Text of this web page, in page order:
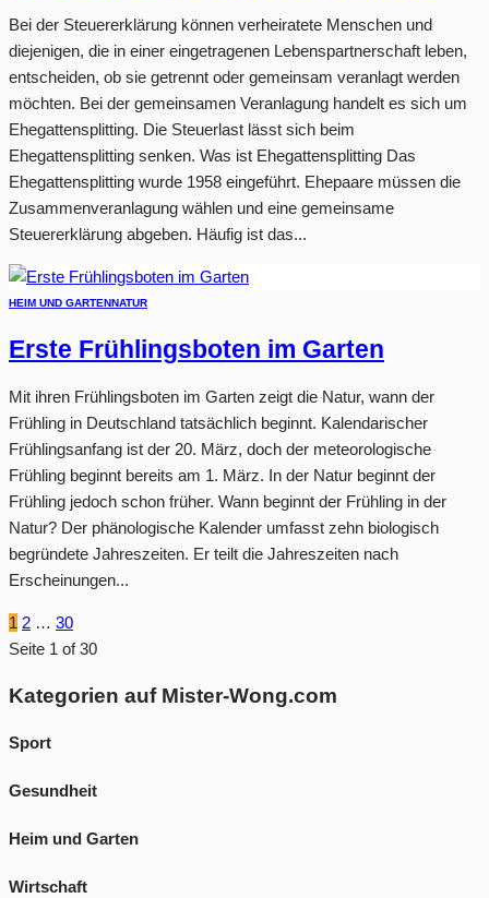
Bei der Steuererklärung können verheiratete Menschen und
diejenigen, die in einer eingetragenen Lebenspartnerschaft leben,
entscheiden, ob sie getrennt oder gemeinsam veranlagt werden
möchten. Bei der gemeinsamen Veranlagung handelt es sich um
Ehegattensplitting. Die Steuerlast lässt sich beim
Ehegattensplitting senken. Was ist Ehegattensplitting Das
Ehegattensplitting wurde 1958 eingeführt. Ehepaare müssen die
Zusammenveranlagung wählen und eine gemeinsame
Steuererklärung abgeben. Häufig ist das...
HEIM UND GARTEN NATUR
Erste Frühlingsboten im Garten
Mit ihren Frühlingsboten im Garten zeigt die Natur, wann der
Frühling in Deutschland tatsächlich beginnt. Kalendarischer
Frühlingsanfang ist der 20. März, doch der meteorologische
Frühling beginnt bereits am 1. März. In der Natur beginnt der
Frühling jedoch schon früher. Wann beginnt der Frühling in der
Natur? Der phänologische Kalender umfasst zehn biologisch
begründete Jahreszeiten. Er teilt die Jahreszeiten nach
Erscheinungen...
1 2 … 30
Seite 1 of 30
Kategorien auf Mister-Wong.com
Sport
Gesundheit
Heim und Garten
Wirtschaft